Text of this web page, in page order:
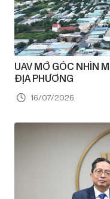
UAV MỞ GÓC NHÌN
ĐỊA PHƯƠNG
16/07/2026